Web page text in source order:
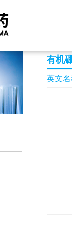
4-(4'-
有机
英文